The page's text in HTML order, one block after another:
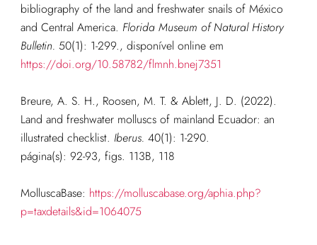
bibliography of the land and freshwater snails of México
and Central America. Florida Museum of Natural History
Bulletin. 50(1): 1-299., disponível online em
https://doi.org/10.58782/flmnh.bnej7351
Breure, A. S. H., Roosen, M. T. & Ablett, J. D. (2022).
Land and freshwater molluscs of mainland Ecuador: an
illustrated checklist. Iberus. 40(1): 1-290.
página(s): 92-93, figs. 113B, 118
MolluscaBase: https://molluscabase.org/aphia.php?
p=taxdetails&id=1064075